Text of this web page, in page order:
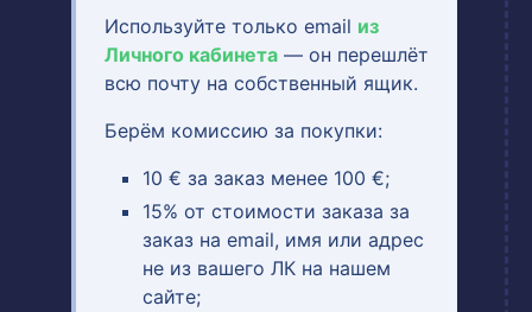
Используйте только email из
Личного кабинета — он перешлёт
всю почту на собственный ящик.
Берём комиссию за покупки:
10 € за заказ менее 100 €;
15% от стоимости заказа за
заказ на email, имя или адрес
не из вашего ЛК на нашем
сайте;